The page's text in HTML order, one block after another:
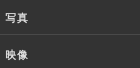
写真
映像